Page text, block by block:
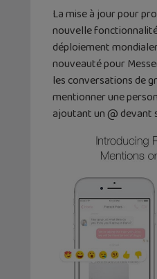
La mise à jour pour
nouvelle
déploiement
nouveauté pour
les conversations de
mentionner une
ajoutant un @ devant